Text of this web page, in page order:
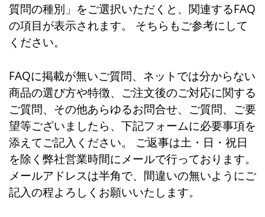
質問の種別」をご選択いただくと、関連するFAQ
の項目が表示されます。 そちらもご参考にして
ください。
FAQに掲載が無いご質問、ネットでは分からない
商品の選び方や特徴、ご注文後のご対応に関する
ご質問、その他あらゆるお問合せ、ご質問、ご要
望等ございましたら、下記フォームに必要事項を
添えてご記入ください。 ご返事は土・日・祝日
を除く弊社営業時間にメールで行っております。
メールアドレスは半角で、間違いの無いようにご
記入の程よろしくお願いいたします。